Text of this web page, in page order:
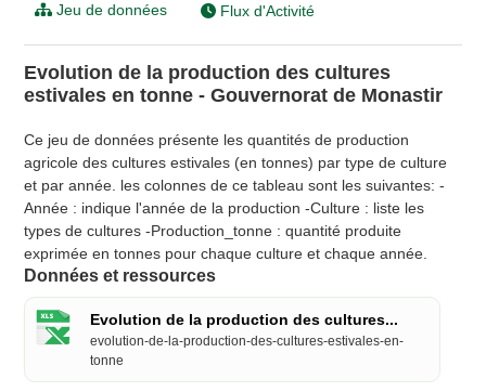
Jeu de données Flux d'Activité
Evolution de la production des cultures
estivales en tonne - Gouvernorat de Monastir
Ce jeu de données présente les quantités de production
agricole des cultures estivales (en tonnes) par type de culture
et par année. les colonnes de ce tableau sont les suivantes: -
Année : indique l'année de la production -Culture : liste les
types de cultures -Production_tonne : quantité produite
exprimée en tonnes pour chaque culture et chaque année.
Données et ressources
Evolution de la production des cultures...
evolution-de-la-production-des-cultures-estivales-en-
tonne